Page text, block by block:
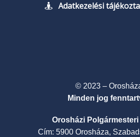
Adatkezelési
© 2023 –
Minden jog
Orosházi Polgármesteri
Cím: 5900 Orosháza,